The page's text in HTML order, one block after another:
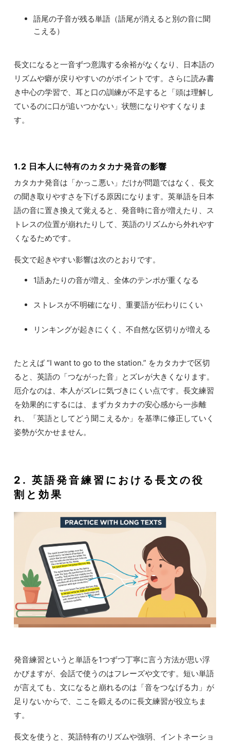
語尾の子音が残る単語（語尾が消えると別の音に聞
こえる）
長文になると一音ずつ意識する余裕がなくなり、日本語の
リズムや癖が戻りやすいのがポイントです。さらに読み書
き中心の学習で、耳と口の訓練が不足すると「頭は理解し
ているのに口が追いつかない」状態になりやすくなりま
す。
1.2 日本人に特有のカタカナ発音の影響
カタカナ発音は「かっこ悪い」だけが問題ではなく、長文
の聞き取りやすさを下げる原因になります。英単語を日本
語の音に置き換えて覚えると、発音時に音が増えたり、ス
トレスの位置が崩れたりして、英語のリズムから外れやす
くなるためです。
長文で起きやすい影響は次のとおりです。
1語あたりの音が増え、全体のテンポが重くなる
ストレスが不明確になり、重要語が伝わりにくい
リンキングが起きにくく、不自然な区切りが増える
たとえば “I want to go to the station.” をカタカナで区切
ると、英語の「つながった音」とズレが大きくなります。
厄介なのは、本人がズレに気づきにくい点です。長文練習
を効果的にするには、まずカタカナの安心感から一歩離
れ、「英語としてどう聞こえるか」を基準に修正していく
姿勢が欠かせません。
2. 英語発音練習における長文の役
割と効果
発音練習というと単語を1つずつ丁寧に言う方法が思い浮
かびますが、会話で使うのはフレーズや文です。短い単語
が言えても、文になると崩れるのは「音をつなげる力」が
足りないからで、ここを鍛えるのに長文練習が役立ちま
す。
長文を使うと、英語特有のリズムや強弱、イントネーショ